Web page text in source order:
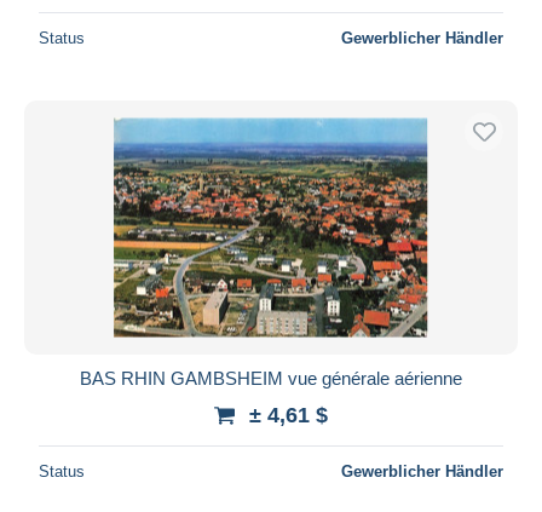
Status Gewerblicher Händler
BAS RHIN GAMBSHEIM vue générale aérienne
± 4,61 $
Status Gewerblicher Händler